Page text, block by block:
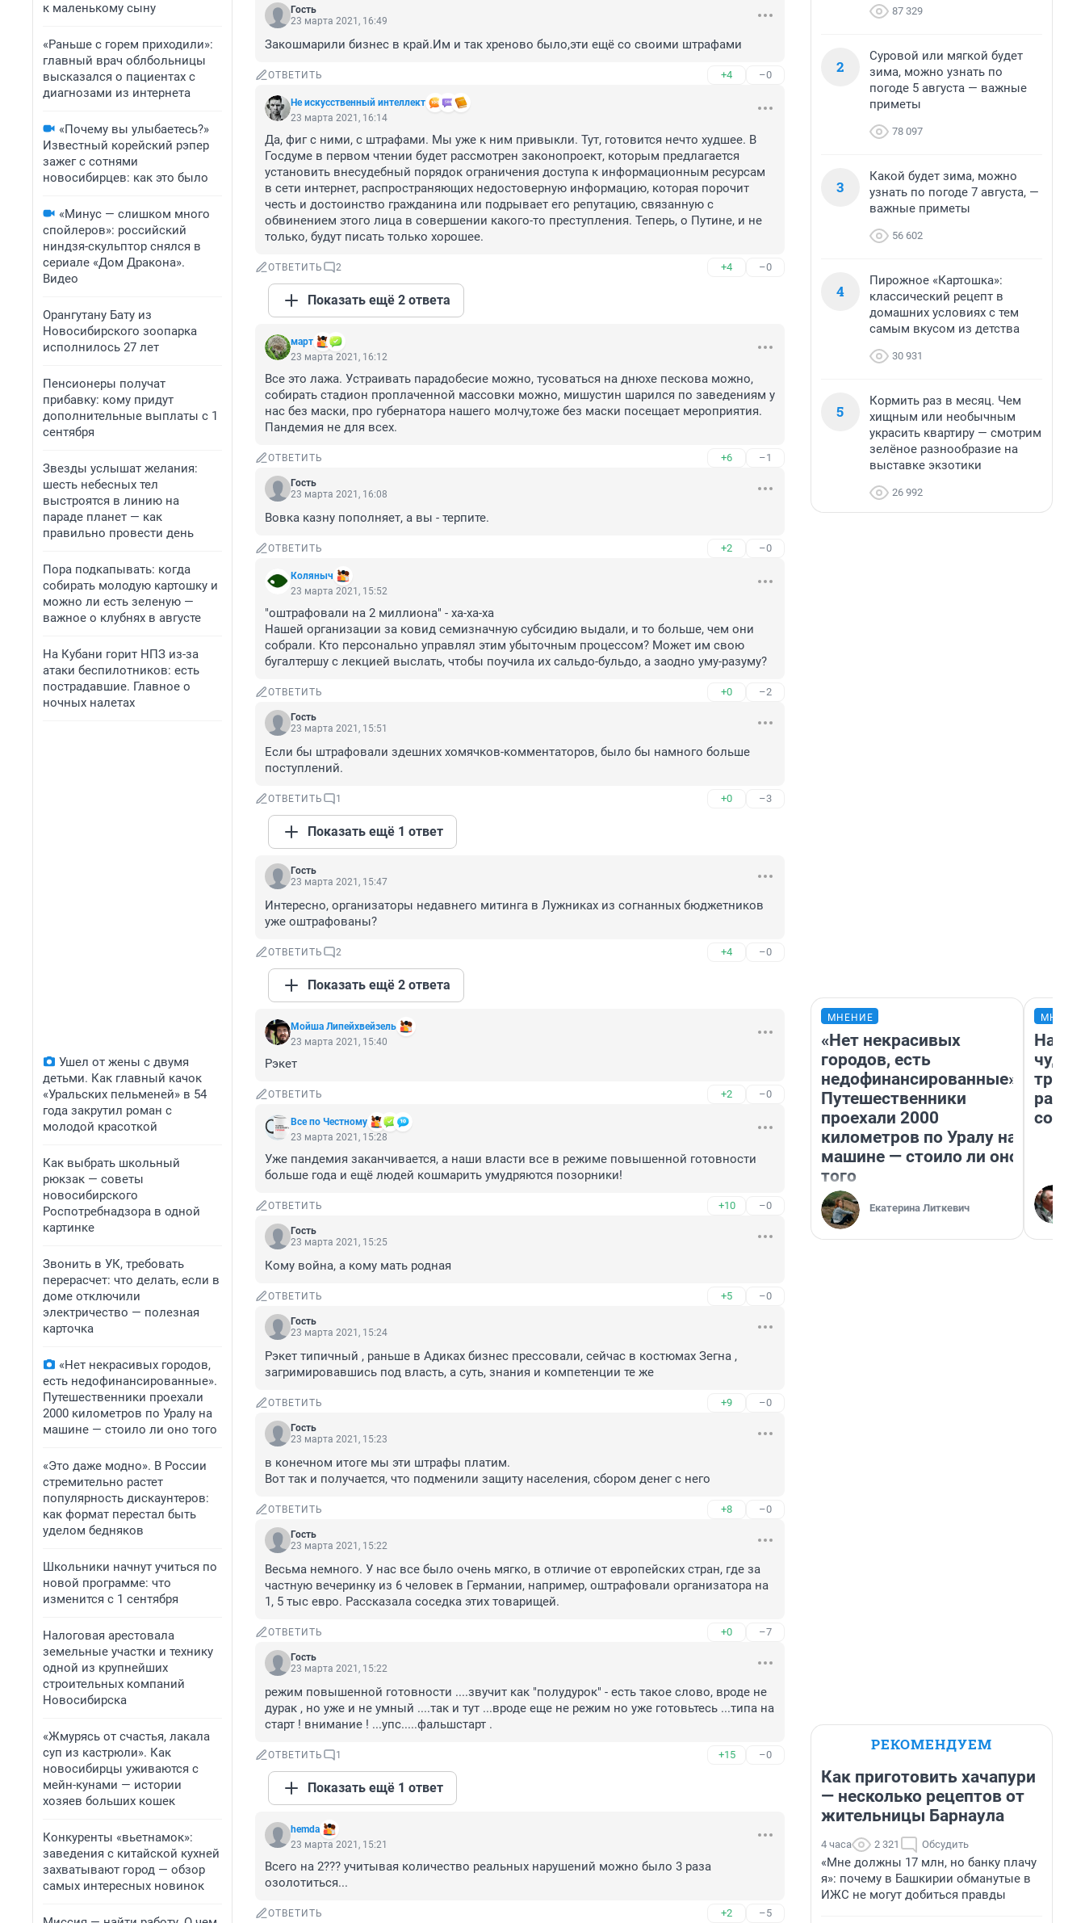
к маленькому сыну
«Раньше с горем приходили»:
главный врач облбольницы
высказался о пациентах с
диагнозами из интернета
«Почему вы улыбаетесь?»
Известный корейский рэпер
зажег с сотнями
новосибирцев: как это было
«Минус — слишком много
спойлеров»: российский
ниндзя-скульптор снялся в
сериале «Дом Дракона».
Видео
Орангутану Бату из
Новосибирского зоопарка
исполнилось 27 лет
Пенсионеры получат
прибавку: кому придут
дополнительные выплаты с 1
сентября
Звезды услышат желания:
шесть небесных тел
выстроятся в линию на
параде планет — как
правильно провести день
Пора подкапывать: когда
собирать молодую картошку и
можно ли есть зеленую —
важное о клубнях в августе
На Кубани горит НПЗ из-за
атаки беспилотников: есть
пострадавшие. Главное о
ночных налетах
Ушел от жены с двумя
детьми. Как главный качок
«Уральских пельменей» в 54
года закрутил роман с
молодой красоткой
Как выбрать школьный
рюкзак — советы
новосибирского
Роспотребнадзора в одной
картинке
Звонить в УК, требовать
перерасчет: что делать, если в
доме отключили
электричество — полезная
карточка
«Нет некрасивых городов,
есть недофинансированные».
Путешественники проехали
2000 километров по Уралу на
машине — стоило ли оно того
«Это даже модно». В России
стремительно растет
популярность дискаунтеров:
как формат перестал быть
уделом бедняков
Школьники начнут учиться по
новой программе: что
изменится с 1 сентября
Налоговая арестовала
земельные участки и технику
одной из крупнейших
строительных компаний
Новосибирска
«Жмурясь от счастья, лакала
суп из кастрюли». Как
новосибирцы уживаются с
мейн-кунами — истории
хозяев больших кошек
Конкуренты «вьетнамок»:
заведения с китайской кухней
захватывают город — обзор
самых интересных новинок
Гость
23 марта 2021, 16:49
Закошмарили бизнес в край.Им и так хреново было,эти ещё со своими штрафами
ОТВЕТИТЬ +4 –0
Не искусственный интеллект
23 марта 2021, 16:14
Да, фиг с ними, с штрафами. Мы уже к ним привыкли. Тут, готовится нечто худшее. В
Госдуме в первом чтении будет рассмотрен законопроект, которым предлагается
установить внесудебный порядок ограничения доступа к информационным ресурсам
в сети интернет, распространяющих недостоверную информацию, которая порочит
честь и достоинство гражданина или подрывает его репутацию, связанную с
обвинением этого лица в совершении какого-то преступления. Теперь, о Путине, и не
только, будут писать только хорошее.
ОТВЕТИТЬ 2 +4 –0
Показать ещё 2 ответа
март
23 марта 2021, 16:12
Все это лажа. Устраивать парадобесие можно, тусоваться на днюхе пескова можно,
собирать стадион проплаченной массовки можно, мишустин шарился по заведениям у
нас без маски, про губернатора нашего молчу,тоже без маски посещает мероприятия.
Пандемия не для всех.
ОТВЕТИТЬ +6 –1
Гость
23 марта 2021, 16:08
Вовка казну пополняет, а вы - терпите.
ОТВЕТИТЬ +2 –0
Коляныч
23 марта 2021, 15:52
"оштрафовали на 2 миллиона" - ха-ха-ха
Нашей организации за ковид семизначную субсидию выдали, и то больше, чем они
собрали. Кто персонально управлял этим убыточным процессом? Может им свою
бугалтершу с лекцией выслать, чтобы поучила их сальдо-бульдо, а заодно уму-разуму?
ОТВЕТИТЬ +0 –2
Гость
23 марта 2021, 15:51
Если бы штрафовали здешних хомячков-комментаторов, было бы намного больше
поступлений.
ОТВЕТИТЬ 1 +0 –3
Показать ещё 1 ответ
Гость
23 марта 2021, 15:47
Интересно, организаторы недавнего митинга в Лужниках из согнанных бюджетников
уже оштрафованы?
ОТВЕТИТЬ 2 +4 –0
Показать ещё 2 ответа
Мойша Липейхвейзель
23 марта 2021, 15:40
Рэкет
ОТВЕТИТЬ +2 –0
Все по Честному
23 марта 2021, 15:28
Уже пандемия заканчивается, а наши власти все в режиме повышенной готовности
больше года и ещё людей кошмарить умудряются позорники!
ОТВЕТИТЬ +10 –0
Гость
23 марта 2021, 15:25
Кому война, а кому мать родная
ОТВЕТИТЬ +5 –0
Гость
23 марта 2021, 15:24
Рэкет типичный , раньше в Адиках бизнес прессовали, сейчас в костюмах Зегна ,
загримировавшись под власть, а суть, знания и компетенции те же
ОТВЕТИТЬ +9 –0
Гость
23 марта 2021, 15:23
в конечном итоге мы эти штрафы платим.
Вот так и получается, что подменили защиту населения, сбором денег с него
ОТВЕТИТЬ +8 –0
Гость
23 марта 2021, 15:22
Весьма немного. У нас все было очень мягко, в отличие от европейских стран, где за
частную вечеринку из 6 человек в Германии, например, оштрафовали организатора на
1, 5 тыс евро. Рассказала соседка этих товарищей.
ОТВЕТИТЬ +0 –7
Гость
23 марта 2021, 15:22
режим повышенной готовности ....звучит как "полудурок" - есть такое слово, вроде не
дурак , но уже и не умный ....так и тут ...вроде еще не режим но уже готовьтесь ...типа на
старт ! внимание ! ...упс.....фальшстарт .
ОТВЕТИТЬ 1 +15 –0
Показать ещё 1 ответ
hemda
23 марта 2021, 15:21
Всего на 2??? учитывая количество реальных нарушений можно было 3 раза
озолотиться...
ОТВЕТИТЬ +2 –5
87 329
2
Суровой или мягкой будет
зима, можно узнать по
погоде 5 августа — важные
приметы
78 097
3
Какой будет зима, можно
узнать по погоде 7 августа, —
важные приметы
56 602
4
Пирожное «Картошка»:
классический рецепт в
домашних условиях с тем
самым вкусом из детства
30 931
5
Кормить раз в месяц. Чем
хищным или необычным
украсить квартиру — смотрим
зелёное разнообразие на
выставке экзотики
26 992
МНЕНИЕ
«Нет некрасивых
городов, есть
недофинансированные».
Путешественники
проехали 2000
километров по Уралу на
машине — стоило ли оно
того
Екатерина Литкевич
РЕКОМЕНДУЕМ
Как приготовить хачапури
— несколько рецептов от
жительницы Барнаула
4 часа 2 321 Обсудить
«Мне должны 17 млн, но банку плачу
я»: почему в Башкирии обманутые в
ИЖС не могут добиться правды